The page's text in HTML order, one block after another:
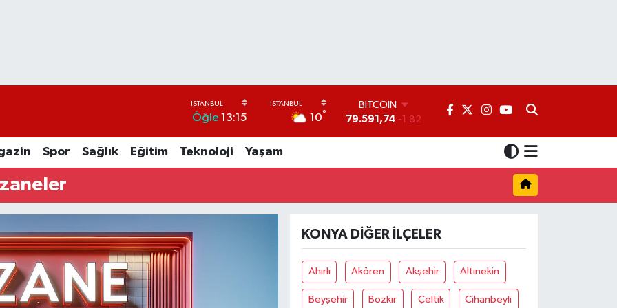
Öğle 13:15 10°
BITCOIN
79.591,74 -1.82
61,60380 0.18
6862,09000 0.19
BİST100
14.598,00 0
Spor Sağlık Eğitim Teknoloji Yaşam
KONYA DIĞER İLÇELER
Ahırlı Akören Akşehir Altınekin
Beyşehir Bozkır Çeltik Cihanbeyli